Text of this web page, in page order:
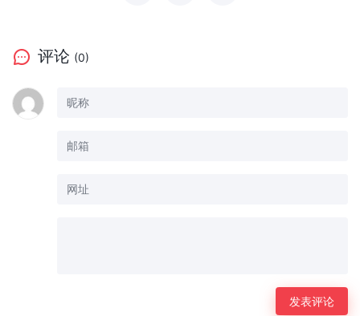
评论 (0)